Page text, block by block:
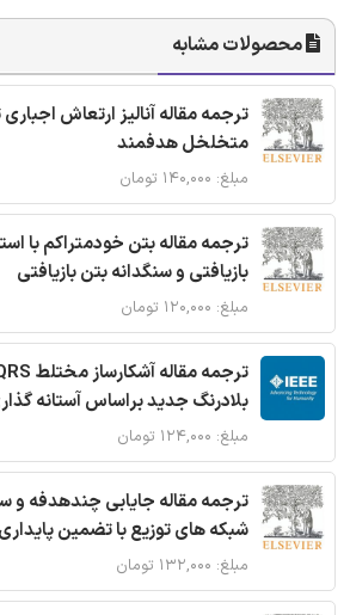
محصولات مشابه
ترجمه مقاله آنالیز ارتعاش
متخلخل هدفمند
مبلغ: ۱۴۰,۰۰۰ تومان
ترجمه مقاله بتن خودمتراکم با
بازیافتی و سنگدانه بتن بازیافتی
مبلغ: ۱۲۰,۰۰۰ تومان
بلادرنگ جدید براساس آستانه
مبلغ: ۱۲۴,۰۰۰ تومان
شبکه های توزیع با تضمین
مبلغ: ۱۳۲,۰۰۰ تومان